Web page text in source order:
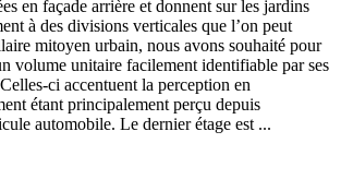
en façade arrière et donnent sur les jardins
à des divisions verticales que l’on peut
mitoyen urbain, nous avons souhaité pour
volume unitaire facilement identifiable par ses
ci accentuent la perception en
étant principalement perçu depuis
automobile. Le dernier étage est ...